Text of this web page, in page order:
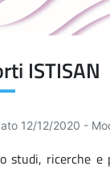
ISTISAN
12/12/2020 -
studi, ricerche